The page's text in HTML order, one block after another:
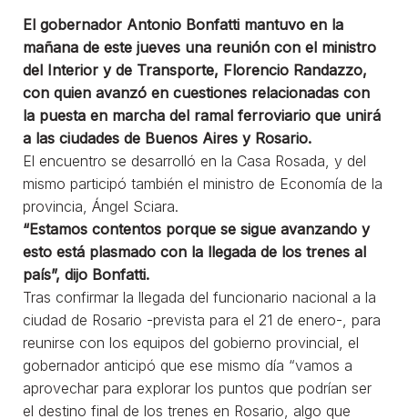
El gobernador Antonio Bonfatti mantuvo en la
mañana de este jueves una reunión con el ministro
del Interior y de Transporte, Florencio Randazzo,
con quien avanzó en cuestiones relacionadas con
la puesta en marcha del ramal ferroviario que unirá
a las ciudades de Buenos Aires y Rosario.
El encuentro se desarrolló en la Casa Rosada, y del
mismo participó también el ministro de Economía de la
provincia, Ángel Sciara.
“Estamos contentos porque se sigue avanzando y
esto está plasmado con la llegada de los trenes al
país”, dijo Bonfatti.
Tras confirmar la llegada del funcionario nacional a la
ciudad de Rosario -prevista para el 21 de enero-, para
reunirse con los equipos del gobierno provincial, el
gobernador anticipó que ese mismo día “vamos a
aprovechar para explorar los puntos que podrían ser
el destino final de los trenes en Rosario, algo que